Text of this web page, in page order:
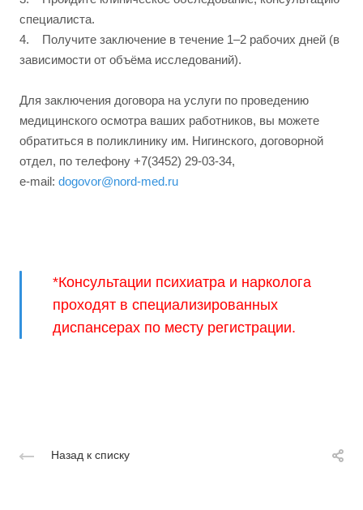
специалиста.
4. Получите заключение в течение 1–2 рабочих дней (в
зависимости от объёма исследований).
Для заключения договора на услуги по проведению
медицинского осмотра ваших работников, вы можете
обратиться в поликлинику им. Нигинского, договорной
отдел, по телефону +7(3452) 29-03-34,
е-mail: dogovor@nord-med.ru
*Консультации психиатра и нарколога
проходят в специализированных
диспансерах по месту регистрации.
Назад к списку